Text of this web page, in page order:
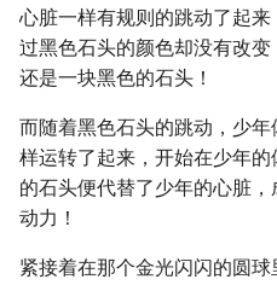
心脏一样有规则的跳动了起
过黑色石头的颜色却没有改变
还是一块黑色的石头！
而随着黑色石头的跳动，少
样运转了起来，开始在少年
的石头便代替了少年的心脏
动力！
紧接着在那个金光闪闪的圆